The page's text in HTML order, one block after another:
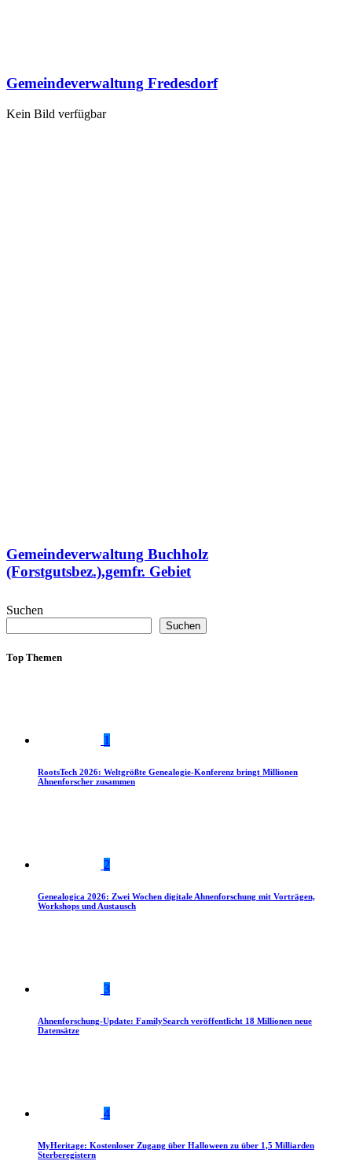
Gemeindeverwaltung Fredesdorf
Kein Bild verfügbar
Gemeindeverwaltung Buchholz
(Forstgutsbez.),gemfr. Gebiet
Suchen
Suchen
Top Themen
1
RootsTech 2026: Weltgrößte Genealogie-Konferenz bringt Millionen
Ahnenforscher zusammen
2
Genealogica 2026: Zwei Wochen digitale Ahnenforschung mit Vorträgen,
Workshops und Austausch
3
Ahnenforschung-Update: FamilySearch veröffentlicht 18 Millionen neue
Datensätze
4
MyHeritage: Kostenloser Zugang über Halloween zu über 1,5 Milliarden
Sterberegistern